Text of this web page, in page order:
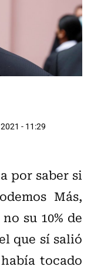
- 11:29
por saber si
Más,
su 10% de
que sí salió
tocado